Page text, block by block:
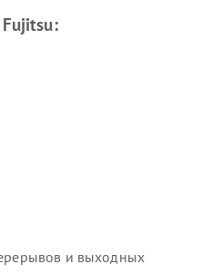
Fujitsu:
и выходных